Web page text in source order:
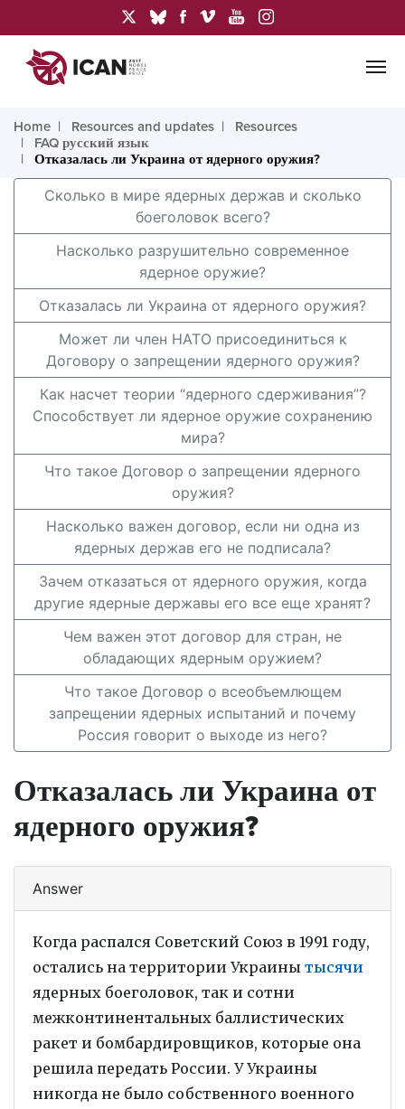
Home Resources and updates
Resources
FAQ русский язык
Отказалась ли Украина от ядерного оружия?
Сколько в мире ядерных держав и сколько
боеголовок всего?
Насколько разрушительно современное
ядерное оружие?
Отказалась ли Украина от ядерного оружия?
Может ли член НАТО присоединиться к
Договору о запрещении ядерного оружия?
Как насчет теории “ядерного сдерживания”?
Способствует ли ядерное оружие сохранению
мира?
Что такое Договор о запрещении ядерного
оружия?
Насколько важен договор, если ни одна из
ядерных держав его не подписала?
Зачем отказаться от ядерного оружия, когда
другие ядерные державы его все еще хранят?
Чем важен этот договор для стран, не
обладающих ядерным оружием?
Что такое Договор о всеобъемлющем
запрещении ядерных испытаний и почему
Россия говорит о выходе из него?
Отказалась ли Украина от
ядерного оружия?
Answer
Когда распался Советский Союз в 1991 году,
остались на территории Украины тысячи
ядерных боеголовок, так и сотни
межконтинентальных баллистических
ракет и бомбардировщиков, которые она
решила передать России. У Украины
никогда не было собственного военного